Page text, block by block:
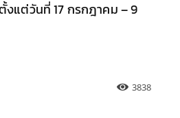
งแต่วันที่ 17 กรกฎาคม – 9
3838